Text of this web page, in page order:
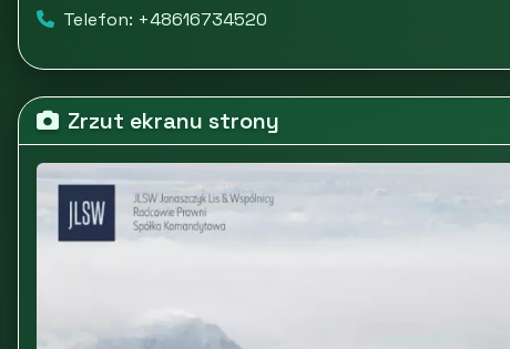
Telefon: +48616734520
Zrzut ekranu strony